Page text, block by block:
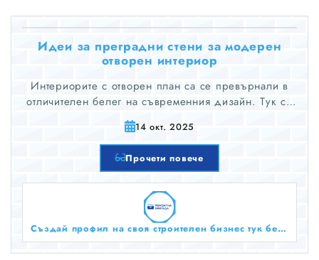
Идеи за преградни стени за модерен
отворен интериор
Интериорите с отворен план са се превърнали в
отличителен белег на съвременния дизайн. Тук се
намесват преградните стени.
14 окт. 2025
Прочети повече
Създай профил на своя строителен бизнес тук безплатно!